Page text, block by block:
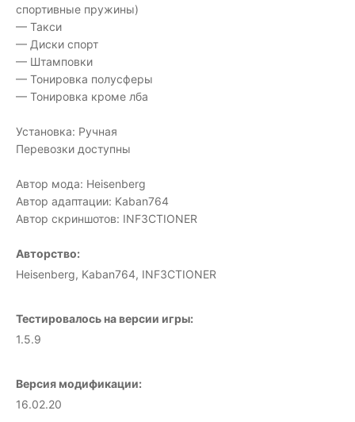
спортивные пружины)
— Такси
— Диски спорт
— Штамповки
— Тонировка полусферы
— Тонировка кроме лба
Установка: Ручная
Перевозки доступны
Автор мода: Heisenberg
Автор адаптации: Kaban764
Автор скриншотов: INF3CTIONER
Авторство:
Heisenberg, Kaban764, INF3CTIONER
Тестировалось на версии игры:
1.5.9
Версия модификации:
16.02.20